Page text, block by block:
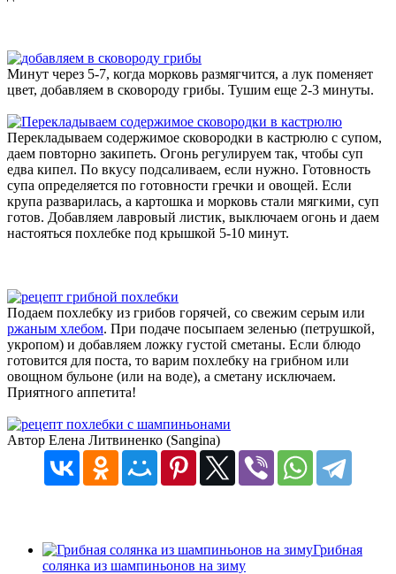
Минут через 5-7, когда морковь размягчится, а лук поменяет
цвет, добавляем в сковороду грибы. Тушим еще 2-3 минуты.
Перекладываем содержимое сковородки в кастрюлю с супом,
даем повторно закипеть. Огонь регулируем так, чтобы суп
едва кипел. По вкусу подсаливаем, если нужно. Готовность
супа определяется по готовности гречки и овощей. Если
крупа разварилась, а картошка и морковь стали мягкими, суп
готов. Добавляем лавровый листик, выключаем огонь и даем
настояться похлебке под крышкой 5-10 минут.
Подаем похлебку из грибов горячей, со свежим серым или
ржаным хлебом. При подаче посыпаем зеленью (петрушкой,
укропом) и добавляем ложку густой сметаны. Если блюдо
готовится для поста, то варим похлебку на грибном или
овощном бульоне (или на воде), а сметану исключаем.
Приятного аппетита!
Автор Елена Литвиненко (Sangina)
Грибная
солянка из шампиньонов на зиму